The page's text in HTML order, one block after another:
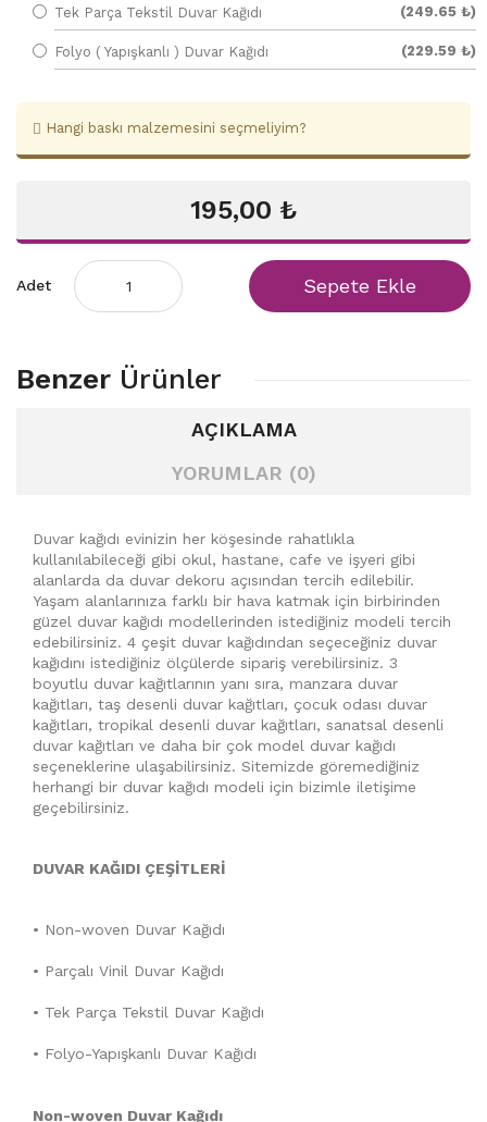
Tek Parça Tekstil Duvar Kağıdı (249.65 ₺)
Folyo ( Yapışkanlı ) Duvar Kağıdı (229.59 ₺)
Hangi baskı malzemesini seçmeliyim?
195,00 ₺
Adet Sepete Ekle
Benzer Ürünler
AÇIKLAMA
YORUMLAR (0)
Duvar kağıdı evinizin her köşesinde rahatlıkla
kullanılabileceği gibi okul, hastane, cafe ve işyeri gibi
alanlarda da duvar dekoru açısından tercih edilebilir.
Yaşam alanlarınıza farklı bir hava katmak için birbirinden
güzel duvar kağıdı modellerinden istediğiniz modeli tercih
edebilirsiniz. 4 çeşit duvar kağıdından seçeceğiniz duvar
kağıdını istediğiniz ölçülerde sipariş verebilirsiniz. 3
boyutlu duvar kağıtlarının yanı sıra, manzara duvar
kağıtları, taş desenli duvar kağıtları, çocuk odası duvar
kağıtları, tropikal desenli duvar kağıtları, sanatsal desenli
duvar kağıtları ve daha bir çok model duvar kağıdı
seçeneklerine ulaşabilirsiniz. Sitemizde göremediğiniz
herhangi bir duvar kağıdı modeli için bizimle iletişime
geçebilirsiniz.
DUVAR KAĞIDI ÇEŞİTLERİ
• Non-woven Duvar Kağıdı
• Parçalı Vinil Duvar Kağıdı
• Tek Parça Tekstil Duvar Kağıdı
• Folyo-Yapışkanlı Duvar Kağıdı
Non-woven Duvar Kağıdı